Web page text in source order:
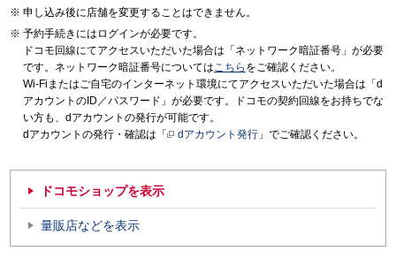
申し込み後に店舗を変更することはできません。
予約手続きにはログインが必要です。
ドコモ回線にてアクセスいただいた場合は「ネットワーク暗証番号」が必要
です。ネットワーク暗証番号についてはこちら をご確認ください。
Wi-Fiまたはご自宅のインターネット環境にてアクセスいただいた場合は「d
アカウントのID／パスワード」が必要です。ドコモの契約回線をお持ちでな
い方も、dアカウントの発行が可能です。
dアカウントの発行・確認は「
dアカウント発行 」でご確認ください。
ドコモショップを表示
量販店などを表示